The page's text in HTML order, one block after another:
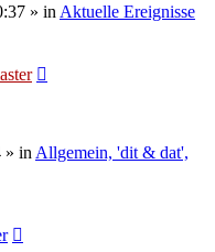
» in Aktuelle Ereignisse
» in Allgemein, 'dit & dat',